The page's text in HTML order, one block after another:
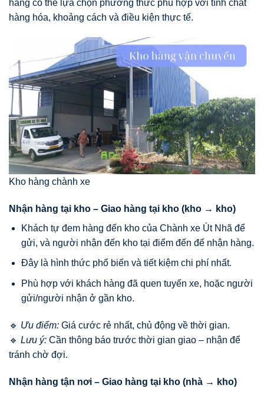
hàng có thể lựa chọn phương thức phù hợp với tính chất
hàng hóa, khoảng cách và điều kiện thực tế.
Kho hàng chành xe
Nhận hàng tại kho – Giao hàng tại kho (kho → kho)
Khách tự đem hàng đến kho của Chành xe Út Nhã để
gửi, và người nhận đến kho tại điểm đến để nhận hàng.
Đây là hình thức phổ biến và tiết kiệm chi phí nhất.
Phù hợp với khách hàng đã quen tuyến xe, hoặc người
gửi/người nhận ở gần kho.
🔹 Ưu điểm: Giá cước rẻ nhất, chủ động về thời gian.
🔹 Lưu ý: Cần thông báo trước thời gian giao – nhận để
tránh chờ đợi.
Nhận hàng tận nơi – Giao hàng tại kho (nhà → kho)